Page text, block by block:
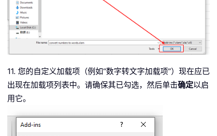
11. 您的自定义加载项（例如“数字转文字加载项”）现在应已
出现在加载项列表中。请确保其已勾选，然后单击确定以启
用它。